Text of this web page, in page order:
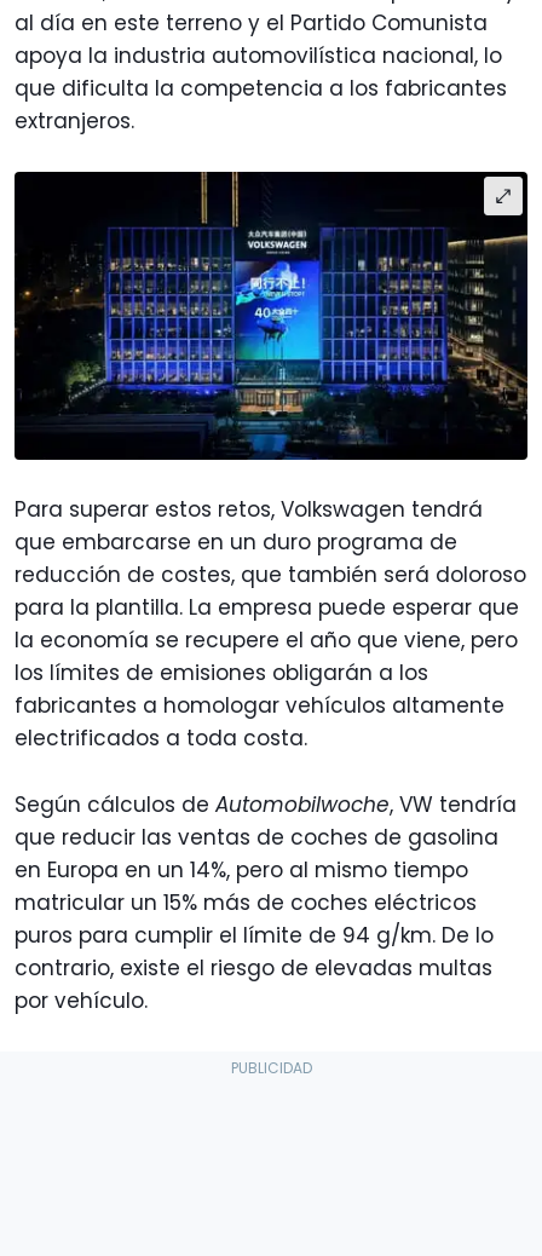
al día en este terreno y el Partido Comunista
apoya la industria automovilística nacional, lo
que dificulta la competencia a los fabricantes
extranjeros.
Para superar estos retos, Volkswagen tendrá
que embarcarse en un duro programa de
reducción de costes, que también será doloroso
para la plantilla. La empresa puede esperar que
la economía se recupere el año que viene, pero
los límites de emisiones obligarán a los
fabricantes a homologar vehículos altamente
electrificados a toda costa.
Según cálculos de Automobilwoche, VW tendría
que reducir las ventas de coches de gasolina
en Europa en un 14%, pero al mismo tiempo
matricular un 15% más de coches eléctricos
puros para cumplir el límite de 94 g/km. De lo
contrario, existe el riesgo de elevadas multas
por vehículo.